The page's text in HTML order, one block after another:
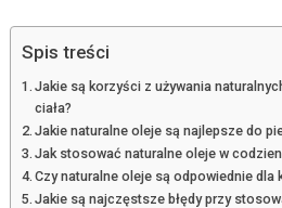
Spis treści
Jakie są korzyści z używania
ciała?
Jakie naturalne oleje są najlepsze do
Jak stosować naturalne oleje w
Czy naturalne oleje są odpowiednie dla
Jakie są najczęstsze błędy przy